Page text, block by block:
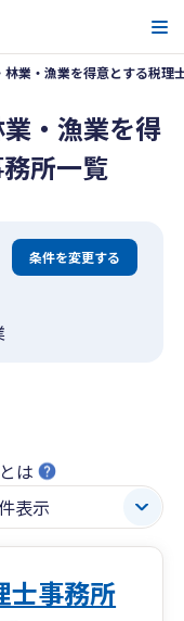
林業・漁業を得意とする税理
・漁業を得
所一覧
条件を変更する
とは
士事務所